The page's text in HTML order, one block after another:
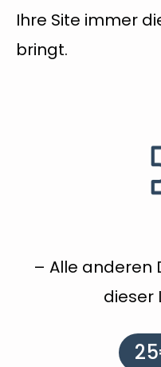
Ihre Site immer
bringt.
– Alle anderen
dieser